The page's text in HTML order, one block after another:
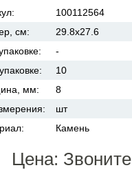
100112564
см:
29.8x27.6
-
10
мм:
8
шт
Камень
Цена: Звоните